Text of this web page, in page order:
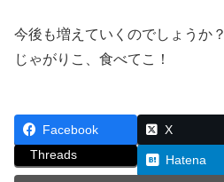
今後も増えていくのでしょうか？
じゃがりこ、食べてこ！
Facebook X
Threads
Hatena